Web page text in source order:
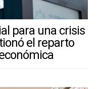
para una crisis
el reparto